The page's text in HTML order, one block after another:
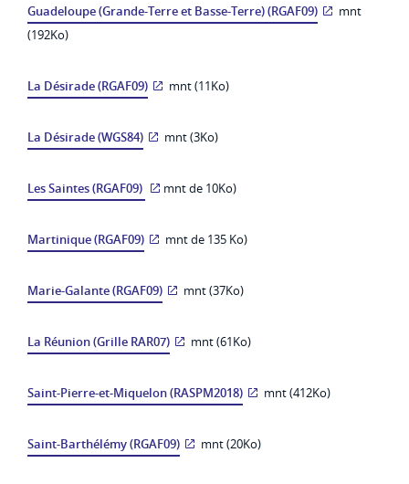
Guadeloupe (Grande-Terre et Basse-Terre) (RGAF09)
mnt
(192Ko)
La Désirade (RGAF09) mnt (11Ko)
La Désirade (WGS84) mnt (3Ko)
Les Saintes (RGAF09) mnt de 10Ko)
Martinique (RGAF09) mnt de 135 Ko)
Marie-Galante (RGAF09) mnt (37Ko)
La Réunion (Grille RAR07) mnt (61Ko)
Saint-Pierre-et-Miquelon (RASPM2018) mnt (412Ko)
Saint-Barthélémy (RGAF09) mnt (20Ko)